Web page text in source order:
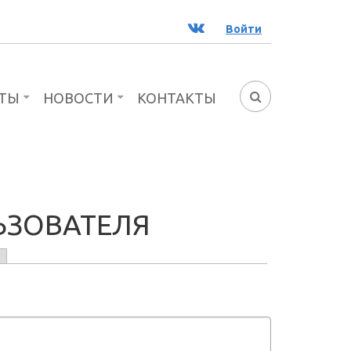
ВК Войти
ФОРМА
НОВОСТИ КОНТАКТЫ